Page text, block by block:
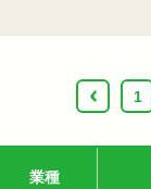
‹
1
業種